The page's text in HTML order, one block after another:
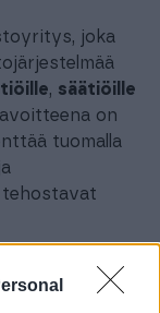
joka
, säätiöille
on
tuomalla
tehostavat